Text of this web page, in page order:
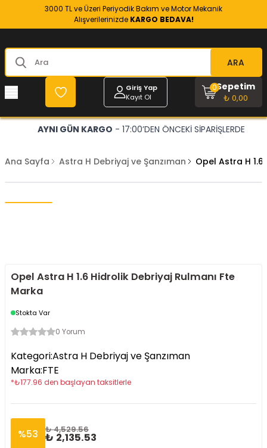
3000 TL ve Üzeri Periyodik Bakım ve Motor Mekanik
Alışverilerinizde KARGO BEDAVA!
ARA
Giriş Yap
Kayıt Ol
Sepetim
₺ 0,00
0
AYNI GÜN KARGO - 17:00’DEN ÖNCEKİ SİPARİŞLERDE
Ana Sayfa Astra H Debriyaj ve Şanzıman Opel Astra H
Opel Astra H 1.6 Hidrolik Debriyaj Rulmanı Fte
Marka
Stokta Var
0 Yorum
Kategori:Astra H Debriyaj ve Şanzıman
Marka:FTE
*₺177.96 den başlayan taksitlerle
%53 ₺ 4,529.56
₺ 2,135.53